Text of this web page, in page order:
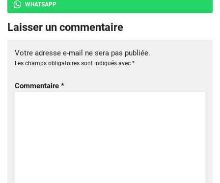
WHATSAPP
Laisser un commentaire
Votre adresse e-mail ne sera pas publiée.
Les champs obligatoires sont indiqués avec *
Commentaire *